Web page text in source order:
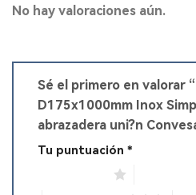
No hay valoraciones aún.
Sé el primero en valorar
D175x1000mm Inox
abrazadera uni?n
Tu puntuación *